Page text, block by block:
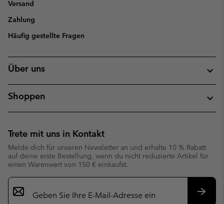
Versand
Zahlung
Häufig gestellte Fragen
Über uns
Shoppen
Trete mit uns in Kontakt
Melde dich für unseren Newsletter an und erhalte 10 % Rabatt
auf deine erste Bestellung, wenn du nicht reduzierte Artikel für
einen Warenwert von 150 € einkaufst.
Newsletter-
Anmeldung